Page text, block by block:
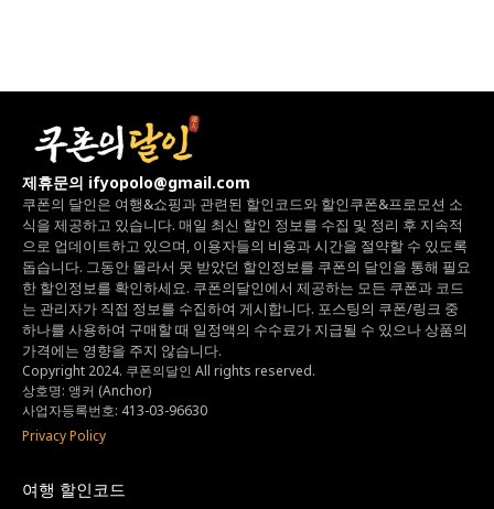
제휴문의 ifyopolo@gmail.com
쿠폰의 달인은 여행&쇼핑과 관련된 할인코드와 할인쿠폰&프로모션 소
식을 제공하고 있습니다. 매일 최신 할인 정보를 수집 및 정리 후 지속적
으로 업데이트하고 있으며, 이용자들의 비용과 시간을 절약할 수 있도록
돕습니다. 그동안 몰라서 못 받았던 할인정보를 쿠폰의 달인을 통해 필요
한 할인정보를 확인하세요. 쿠폰의달인에서 제공하는 모든 쿠폰과 코드
는 관리자가 직접 정보를 수집하여 게시합니다. 포스팅의 쿠폰/링크 중
하나를 사용하여 구매할 때 일정액의 수수료가 지급될 수 있으나상품의
가격에는 영향을 주지 않습니다.
Copyright 2024. 쿠폰의달인 All rights reserved.
상호명: 앵커 (Anchor)
사업자등록번호: 413-03-96630
Privacy Policy
여행 할인코드